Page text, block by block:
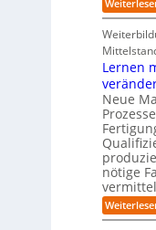
Lernen
Neue
nötige